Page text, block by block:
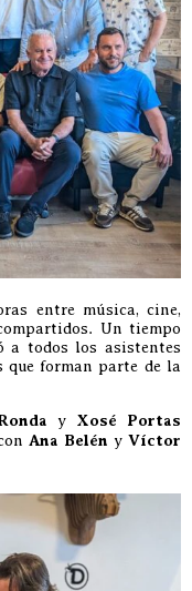
entre música, cine,
Un tiempo
a todos los asistentes
forman parte de la
y Xosé Portas
Ana Belén y Víctor